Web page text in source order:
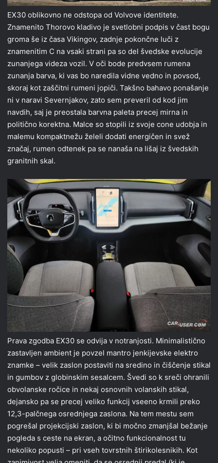
EX30 oblikovno ne odstopa od Volvove identitete.
Znamenito Thorovo kladivo je svetlobni podpis v čast bogu
groma še iz časa Vikingov, zadnje pokončne luči z
znamenitim C na vsaki strani pa so del švedske evolucije
zunanjega videza vozil. V oči bode predvsem rumena
zunanja barva, ki vas bo naredila vidne vedno in povsod,
skoraj kot zaščitni rumeni jopiči. Takšno bahavo ponašanje
ni v naravi Severnjakov, zato sem preveril od kod jim
navdih, saj je preostala barvna paleta precej mirna in
politično korektna. Malce so stopili iz svoje cone udobja in
malemu kompaktnežu želeli dodati energičen in svež
značaj, rumen odtenek pa se nanaša na lišaj iz švedskih
granitnih skal.
Prava zgodba EX30 se odvija v notranjosti. Minimalistično
zastavljen ambient je povzel mantro jenkijevske elektro
znamke – velik zaslon postaviti na sredino in čiščenje stikal
in gumbov z globinskim sesalcem. Švedi so k sreči ohranili
obvolanske ročice in nekaj osnovnih volanskih stikal,
dejansko pa se precej veliko funkcij vseeno krmili preko
12,3-palčnega osrednjega zaslona. Na tem mestu sem
pogrešal projekcijski zaslon, ki bi močno zmanjšal bežanje
pogleda s ceste na ekran, a očitno funkcionalnost tu
nekoliko popusti – pri vseh tovrstnih štirikolesnikih. Kot